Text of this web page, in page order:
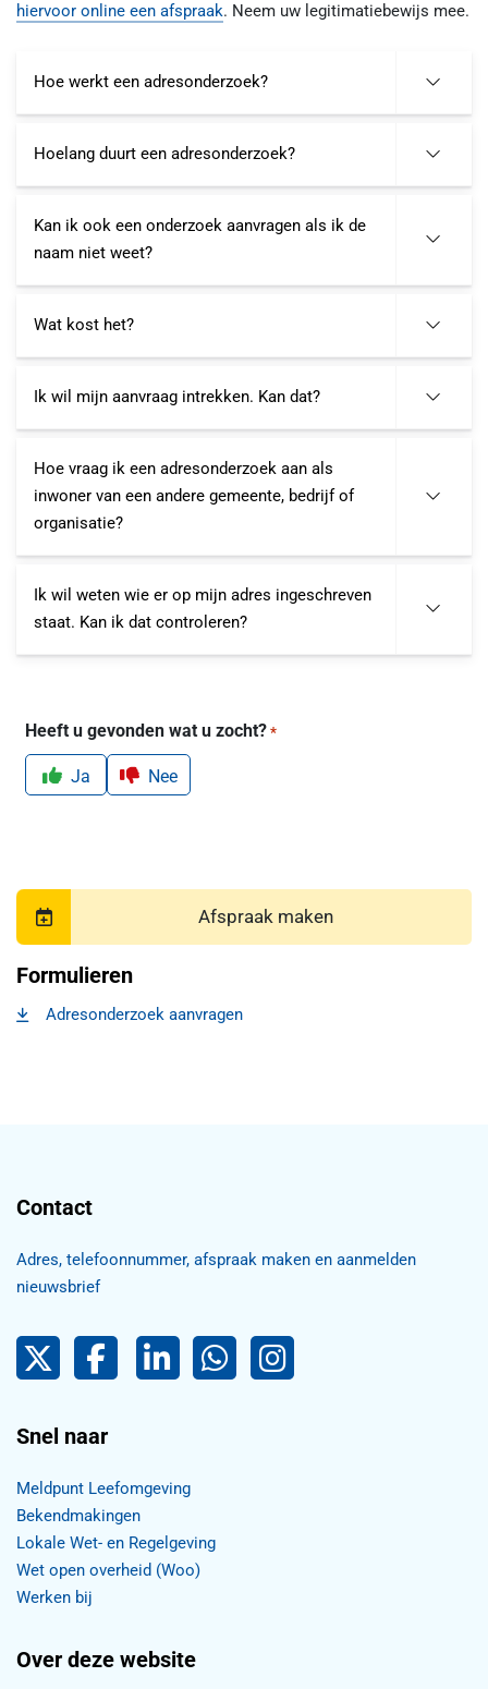
hiervoor online een afspraak. Neem uw legitimatiebewijs mee.
Hoe werkt een adresonderzoek?
Hoelang duurt een adresonderzoek?
Kan ik ook een onderzoek aanvragen als ik de
naam niet weet?
Wat kost het?
Ik wil mijn aanvraag intrekken. Kan dat?
Hoe vraag ik een adresonderzoek aan als
inwoner van een andere gemeente, bedrijf of
organisatie?
Ik wil weten wie er op mijn adres ingeschreven
staat. Kan ik dat controleren?
Heeft u gevonden wat u zocht? *
Ja Nee
Afspraak maken
Formulieren
Adresonderzoek aanvragen
, opent in een nieuw tabblad
Contact
Adres, telefoonnummer, afspraak maken en aanmelden
nieuwsbrief
Pijnacker-Nootdorp op Twitter
FacebookLinkedIn Pijnacker-Nootdorp,
Pijnacker-Nootdorp WhatsApp
Snel naar
Meldpunt Leefomgeving
Bekendmakingen
Lokale Wet- en Regelgeving
Wet open overheid (Woo)
Werken bij
Over deze website